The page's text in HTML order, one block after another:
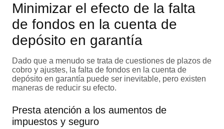
Minimizar el efecto de la falta
de fondos en la cuenta de
depósito en garantía
Dado que a menudo se trata de cuestiones de plazos de
cobro y ajustes, la falta de fondos en la cuenta de
depósito en garantía puede ser inevitable, pero existen
maneras de reducir su efecto.
Presta atención a los aumentos de
impuestos y seguro